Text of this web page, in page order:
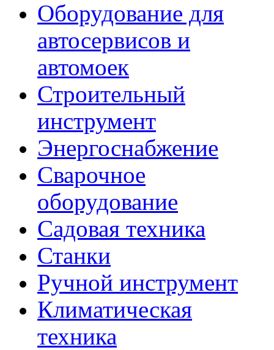
Оборудование для
автосервисов и
автомоек
Строительный
инструмент
Энергоснабжение
Сварочное
оборудование
Садовая техника
Станки
Ручной инструмент
Климатическая
техника